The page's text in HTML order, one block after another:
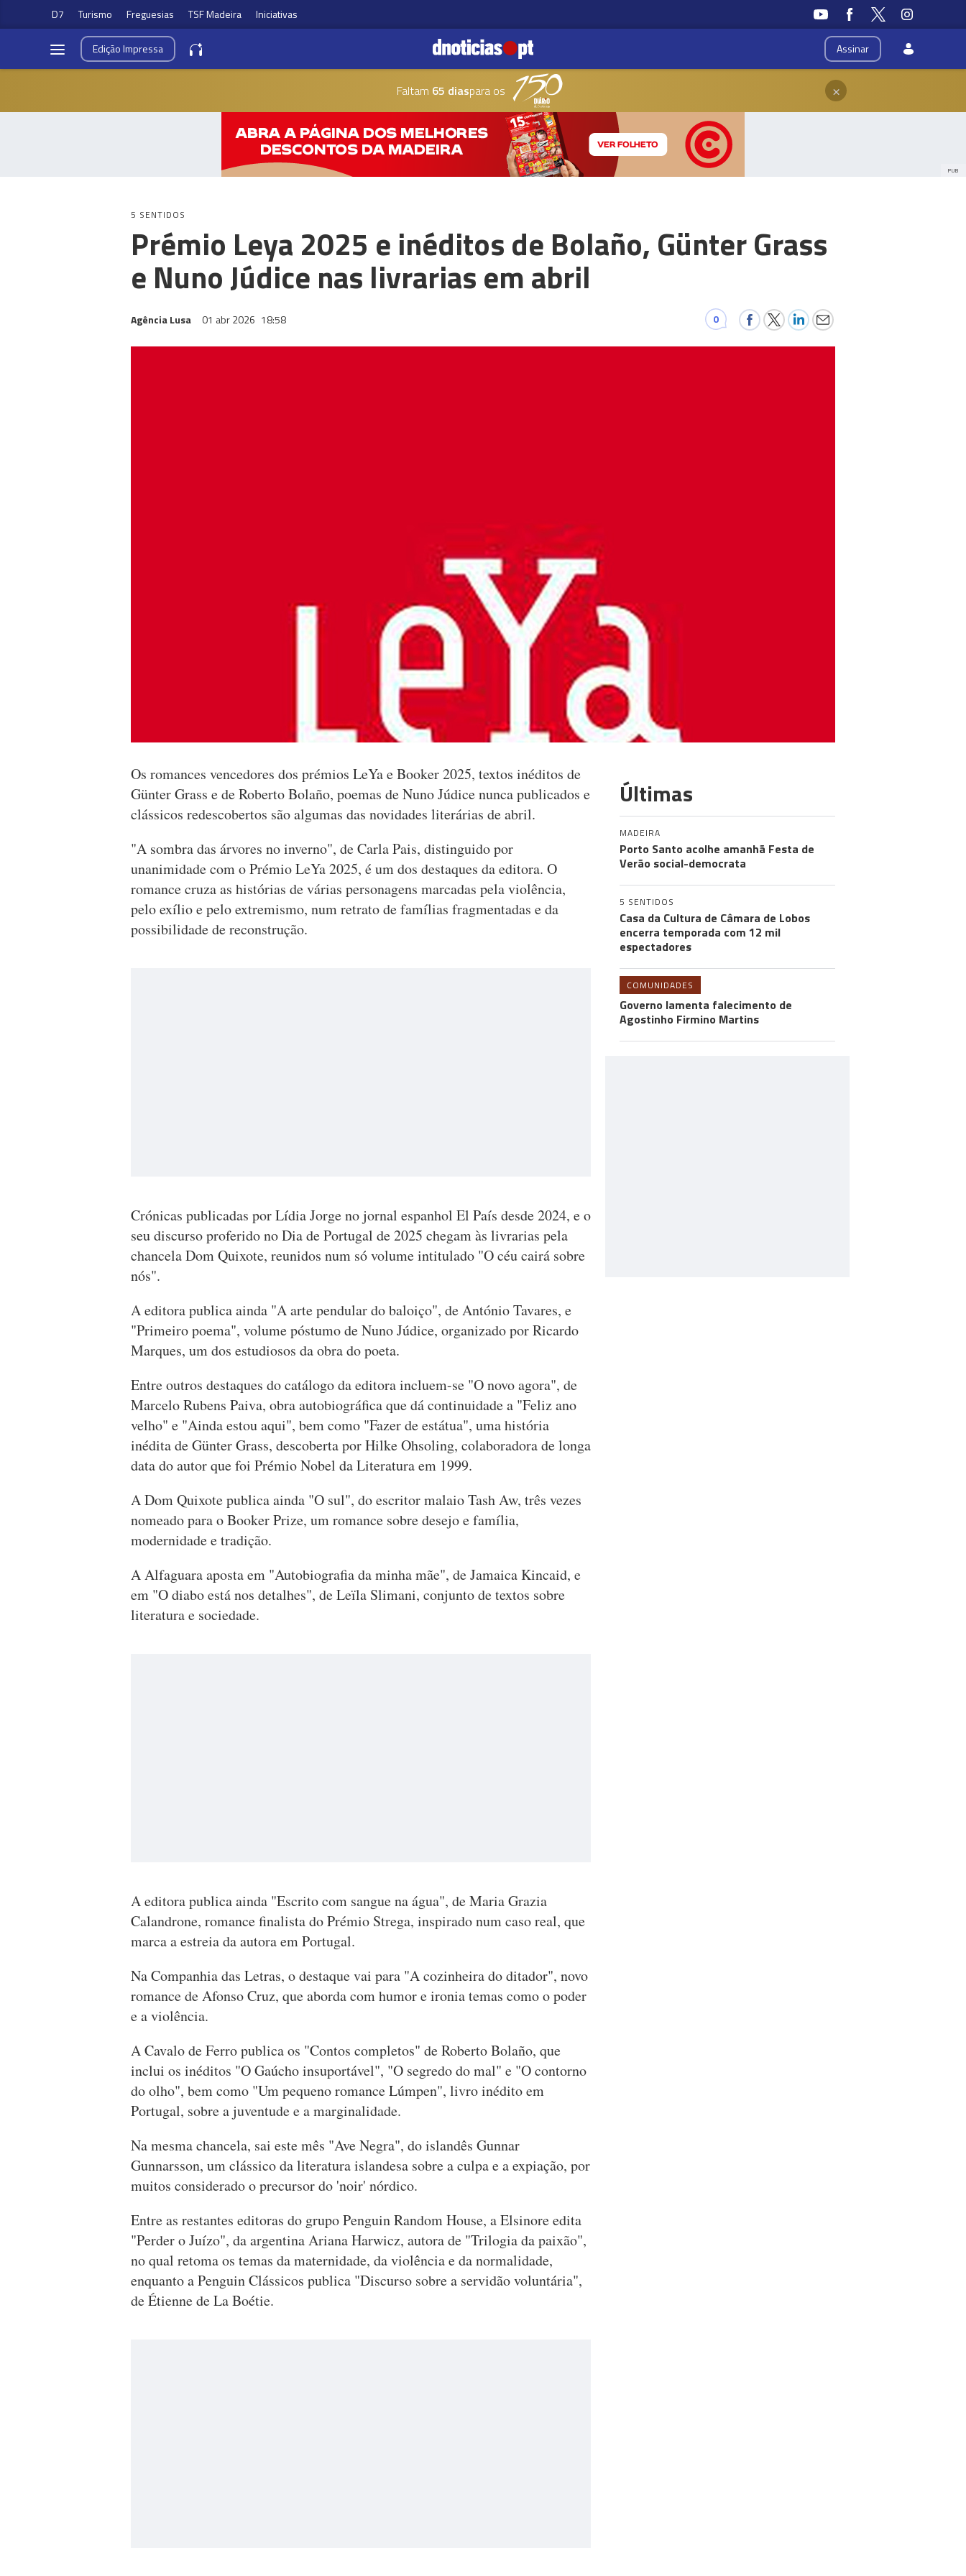
D7 Turismo Freguesias TSF Madeira Iniciativas
Assinar
EdiçãoImpressa
Faltam 65 diaspara os ×
PUB
5 SENTIDOS
Prémio Leya 2025 e inéditos de Bolaño, Günter Grass
e Nuno Júdice nas livrarias em abril
Agência Lusa 01 abr 2026 18:58 0
Os romances vencedores dos prémios LeYa e Booker 2025, textos inéditos de
Günter Grass e de Roberto Bolaño, poemas de Nuno Júdice nunca publicados e
clássicos redescobertos são algumas das novidades literárias de abril.
"A sombra das árvores no inverno", de Carla Pais, distinguido por
unanimidade com o Prémio LeYa 2025, é um dos destaques da editora. O
romance cruza as histórias de várias personagens marcadas pela violência,
pelo exílio e pelo extremismo, num retrato de famílias fragmentadas e da
possibilidade de reconstrução.
Crónicas publicadas por Lídia Jorge no jornal espanhol El País desde 2024, e o
seu discurso proferido no Dia de Portugal de 2025 chegam às livrarias pela
chancela Dom Quixote, reunidos num só volume intitulado "O céu cairá sobre
nós".
A editora publica ainda "A arte pendular do baloiço", de António Tavares, e
"Primeiro poema", volume póstumo de Nuno Júdice, organizado por Ricardo
Marques, um dos estudiosos da obra do poeta.
Entre outros destaques do catálogo da editora incluem-se "O novo agora", de
Marcelo Rubens Paiva, obra autobiográfica que dá continuidade a "Feliz ano
velho" e "Ainda estou aqui", bem como "Fazer de estátua", uma história
inédita de Günter Grass, descoberta por Hilke Ohsoling, colaboradora de longa
data do autor que foi Prémio Nobel da Literatura em 1999.
A Dom Quixote publica ainda "O sul", do escritor malaio Tash Aw, três vezes
nomeado para o Booker Prize, um romance sobre desejo e família,
modernidade e tradição.
A Alfaguara aposta em "Autobiografia da minha mãe", de Jamaica Kincaid, e
em "O diabo está nos detalhes", de Leïla Slimani, conjunto de textos sobre
literatura e sociedade.
A editora publica ainda "Escrito com sangue na água", de Maria Grazia
Calandrone, romance finalista do Prémio Strega, inspirado num caso real, que
marca a estreia da autora em Portugal.
Na Companhia das Letras, o destaque vai para "A cozinheira do ditador", novo
romance de Afonso Cruz, que aborda com humor e ironia temas como o poder
e a violência.
A Cavalo de Ferro publica os "Contos completos" de Roberto Bolaño, que
inclui os inéditos "O Gaúcho insuportável", "O segredo do mal" e "O contorno
do olho", bem como "Um pequeno romance Lúmpen", livro inédito em
Portugal, sobre a juventude e a marginalidade.
Na mesma chancela, sai este mês "Ave Negra", do islandês Gunnar
Gunnarsson, um clássico da literatura islandesa sobre a culpa e a expiação, por
muitos considerado o precursor do 'noir' nórdico.
Entre as restantes editoras do grupo Penguin Random House, a Elsinore edita
"Perder o Juízo", da argentina Ariana Harwicz, autora de "Trilogia da paixão",
no qual retoma os temas da maternidade, da violência e da normalidade,
enquanto a Penguin Clássicos publica "Discurso sobre a servidão voluntária",
de Étienne de La Boétie.
Últimas
MADEIRA
Porto Santo acolhe amanhã Festa de
Verão social-democrata
5 SENTIDOS
Casa da Cultura de Câmara de Lobos
encerra temporada com 12 mil
espectadores
COMUNIDADES
Governo lamenta falecimento de
Agostinho Firmino Martins